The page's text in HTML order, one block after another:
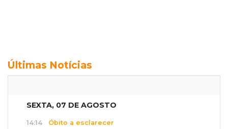
Últimas Notícias
SEXTA, 07 DE AGOSTO
14:14 Óbito a esclarecer